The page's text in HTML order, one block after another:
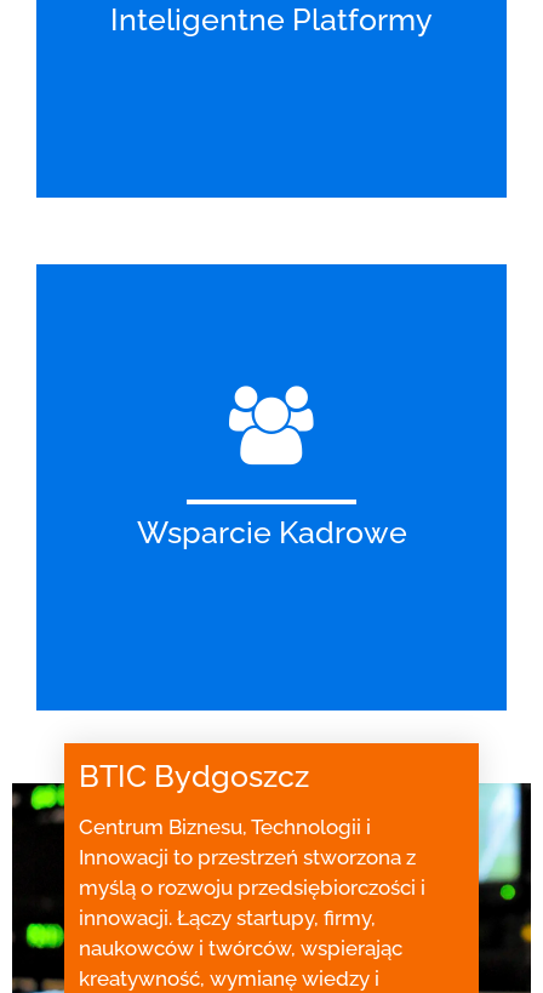
Inteligentne Platformy
Wsparcie Kadrowe
BTIC Bydgoszcz
Centrum Biznesu, Technologii i
Innowacji to przestrzeń stworzona z
myślą o rozwoju przedsiębiorczości i
innowacji. Łączy startupy, firmy,
naukowców i twórców, wspierając
kreatywność, wymianę wiedzy i